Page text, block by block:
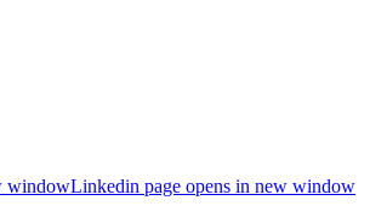
windowLinkedin page opens in new window